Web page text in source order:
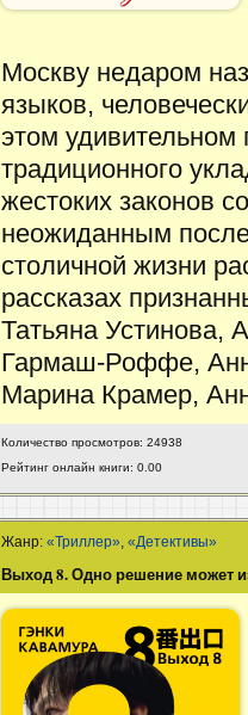
Москву недаром
языков,
этом удивительном
традиционного
жестоких законов
неожиданным
столичной жизни
рассказах
Татьяна Устинова,
Гармаш-Роффе,
Марина Крамер,
Количество просмотров: 24938
Рейтинг онлайн книги: 0.00
Жанр:«Триллер»,«Детективы»
Выход 8. Одно решение может